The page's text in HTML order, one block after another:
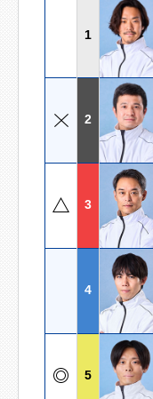
1
2
3
4
5